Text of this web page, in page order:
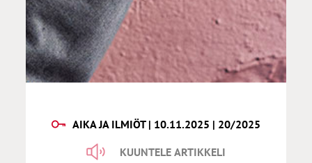
AIKA JA ILMIÖT | 10.11.2025 | 20/2025
KUUNTELE ARTIKKELI